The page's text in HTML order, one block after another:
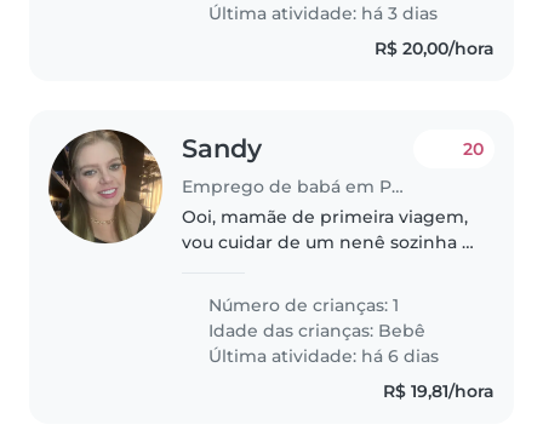
Última atividade: há 3 dias
R$ 20,00/hora
Sandy
Emprego de babá em Porto Alegre
20
Ooi, mamãe de primeira viagem,
vou cuidar de um nenê sozinha e
Número de crianças: 1
Idade das crianças: Bebê
Última atividade: há 6 dias
R$ 19,81/hora